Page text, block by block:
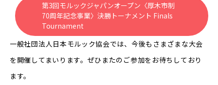
第3回モルックジャパンオープン〈厚木市制
70周年記念事業〉決勝トーナメント Finals
Tournament
一般社団法人日本モルック協会では、今後もさまざまな大会
を開催してまいります。ぜひまたのご参加をお待ちしており
ます。